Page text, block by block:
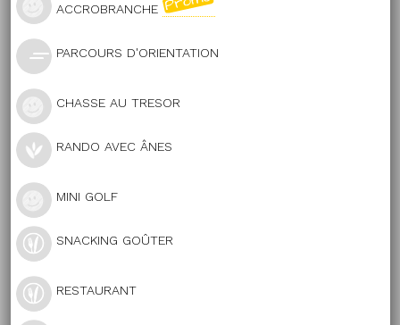
ACCROBRANCHE
PARCOURS D'ORIENTATION
CHASSE AU TRESOR
RANDO AVEC ÂNES
MINI GOLF
SNACKING GOÛTER
RESTAURANT